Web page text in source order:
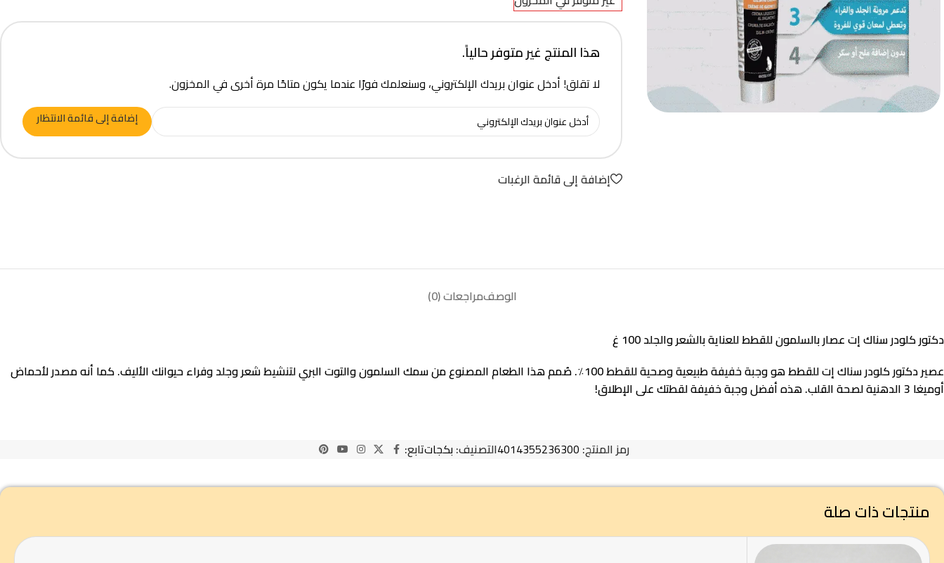
هذا المنتج غير متوفر حالياً.
لا تقلق! أدخل عنوان بريدك الإلكتروني، وسنعلمك فورًا عندما يكون متاحًا مرة أخرى في المخزون.
إضافة إلى قائمة الانتظار
إضافة إلى قائمة الرغبات
الوصفمراجعات (0)
دكتور كلودر سناك إت عصار بالسلمون للقطط للعناية بالشعر والجلد 100 غ
عصير دكتور كلودر سناك إت للقطط هو وجبة خفيفة طبيعية وصحية للقطط 100٪. صُمم هذا الطعام المصنوع من سمك السلمون والتوت البري لتنشيط شعر وجلد وفراء حيوانك الأليف. كما أنه مصدر لأحماض
أوميغا 3 الدهنية لصحة القلب. هذه أفضل وجبة خفيفة لقطتك على الإطلاق!
رمز المنتج: 4014355236300التصنيف: بكجاتتابع:
منتجات ذات صلة